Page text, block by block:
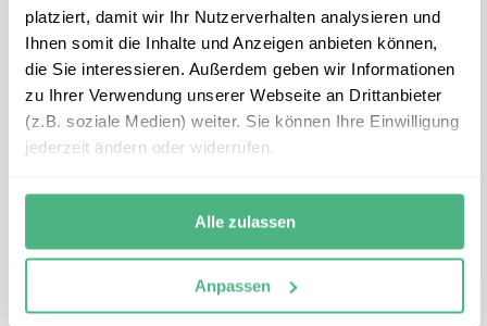
platziert, damit wir Ihr Nutzerverhalten analysieren und
Ihnen somit die Inhalte und Anzeigen anbieten können,
die Sie interessieren. Außerdem geben wir Informationen
zu Ihrer Verwendung unserer Webseite an Drittanbieter
(z.B. soziale Medien) weiter. Sie können Ihre Einwilligung
jederzeit ändern oder widerrufen.
Alle zulassen
Anpassen
Montag – Freitag:
und nach individueller
Terminvereinbarung